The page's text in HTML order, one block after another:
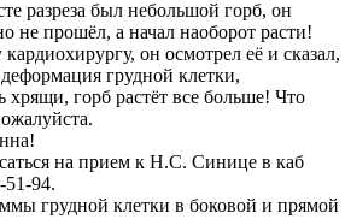
разреза был небольшой горб, он
не прошёл, а начал наоборот расти!
он осмотрел её и сказал,
грудной клетки,
хрящи, горб растёт все больше! Что
на прием к Н.С. Синице в каб
51-94.
грудной клетки в боковой и прямой